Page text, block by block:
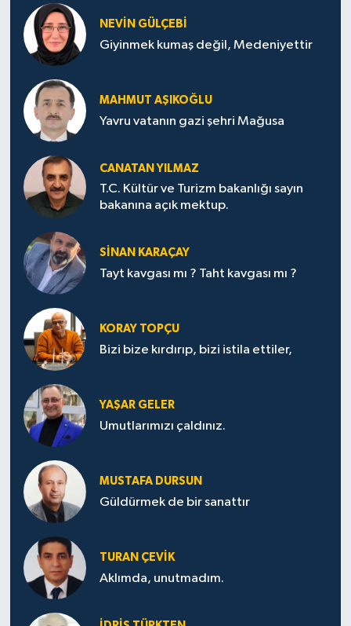
NEVİN GÜLÇEBİ
Giyinmek kumaş değil, Medeniyettir
MAHMUT AŞIKOĞLU
Yavru vatanın gazi şehri Mağusa
CANATAN YILMAZ
T.C. Kültür ve Turizm bakanlığı sayın
bakanına açık mektup.
SİNAN KARAÇAY
Tayt kavgası mı ? Taht kavgası mı ?
KORAY TOPÇU
Bizi bize kırdırıp, bizi istila ettiler,
YAŞAR GELER
Umutlarımızı çaldınız.
MUSTAFA DURSUN
Güldürmek de bir sanattır
TURAN ÇEVİK
Aklımda, unutmadım.